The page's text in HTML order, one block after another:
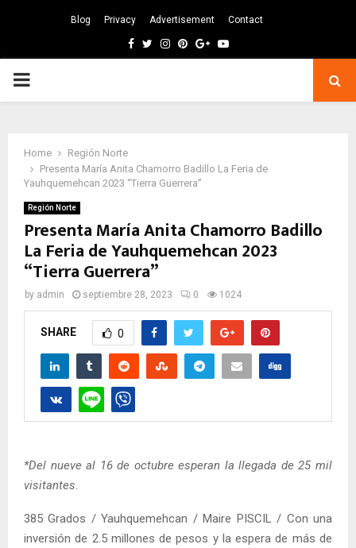
Blog Privacy Advertisement Contact
Facebook
TwitterInstagram
Pinterest
GoogleYoutube
PRIMARY
Home
Región Norte
Presenta María Anita Chamorro Badillo La Feria de
Yauhquemehcan 2023 “Tierra Guerrera”
Región Norte
Presenta María Anita Chamorro Badillo
La Feria de Yauhquemehcan 2023
“Tierra Guerrera”
by admin septiembre 28, 2023 0 1024
SHARE 0
*Del nueve al 16 de octubre esperan la llegada de 25 mil
visitantes
385 Grados / Yauhquemehcan / Maire PISCIL / Con una
inversión de 2.5 millones de pesos y la espera de más de